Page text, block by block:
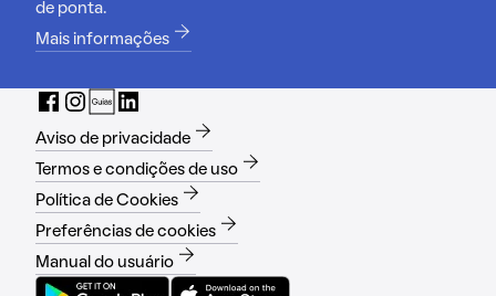
de ponta.
Mais informações
Aviso de privacidade
Termos e condições de uso
Política de Cookies
Preferências de cookies
Manual do usuário